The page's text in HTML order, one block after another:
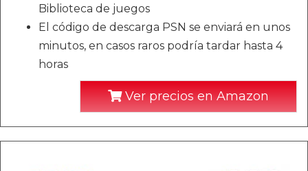
Biblioteca de juegos
El código de descarga PSN se enviará en unos
minutos, en casos raros podría tardar hasta 4
horas
Ver precios en Amazon